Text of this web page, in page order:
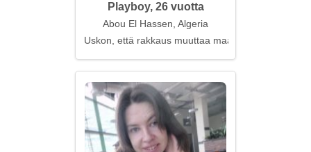
Playboy, 26 vuotta
Abou El Hassen, Algeria
Uskon, että rakkaus muuttaa maailmaa